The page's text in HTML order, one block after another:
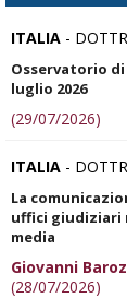
ITALIA -
Osservatorio
luglio 2026
(29/07/2026)
ITALIA -
La
uffici giudiziari
media
Giovanni
(28/07/2026)